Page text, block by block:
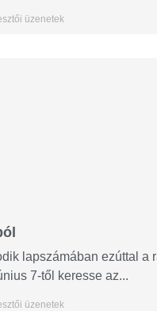
üzenetek
lapszámában ezúttal a
7-től keresse az...
üzenetek